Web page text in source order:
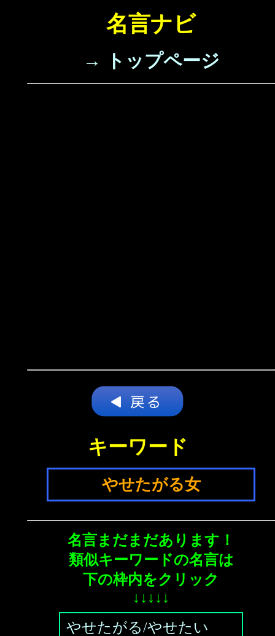
名言ナビ
→ トップページ
キーワード
やせたがる女
名言まだまだあります！
類似キーワードの名言は
下の枠内をクリック
↓↓↓↓↓
やせたがる/やせたい